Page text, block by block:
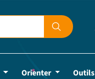
Orienter Outils